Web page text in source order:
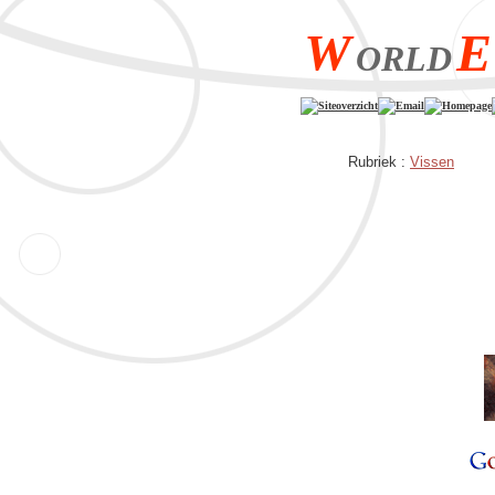
WORLDE
Siteoverzicht Email Homepage
Rubriek : Vissen